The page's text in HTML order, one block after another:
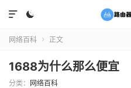


网络百科  正文
1688为什么那么便宜
分类： 网络百科